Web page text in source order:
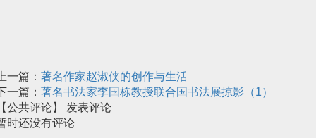
一篇： 著名作家赵淑侠的创作与生活
一篇： 著名书法家李国栋教授联合国书法展掠影（1）
公共评论】
发表评论
时还没有评论